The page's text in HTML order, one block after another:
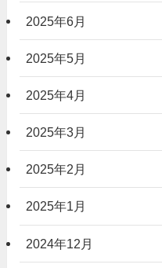
2025年6月
2025年5月
2025年4月
2025年3月
2025年2月
2025年1月
2024年12月